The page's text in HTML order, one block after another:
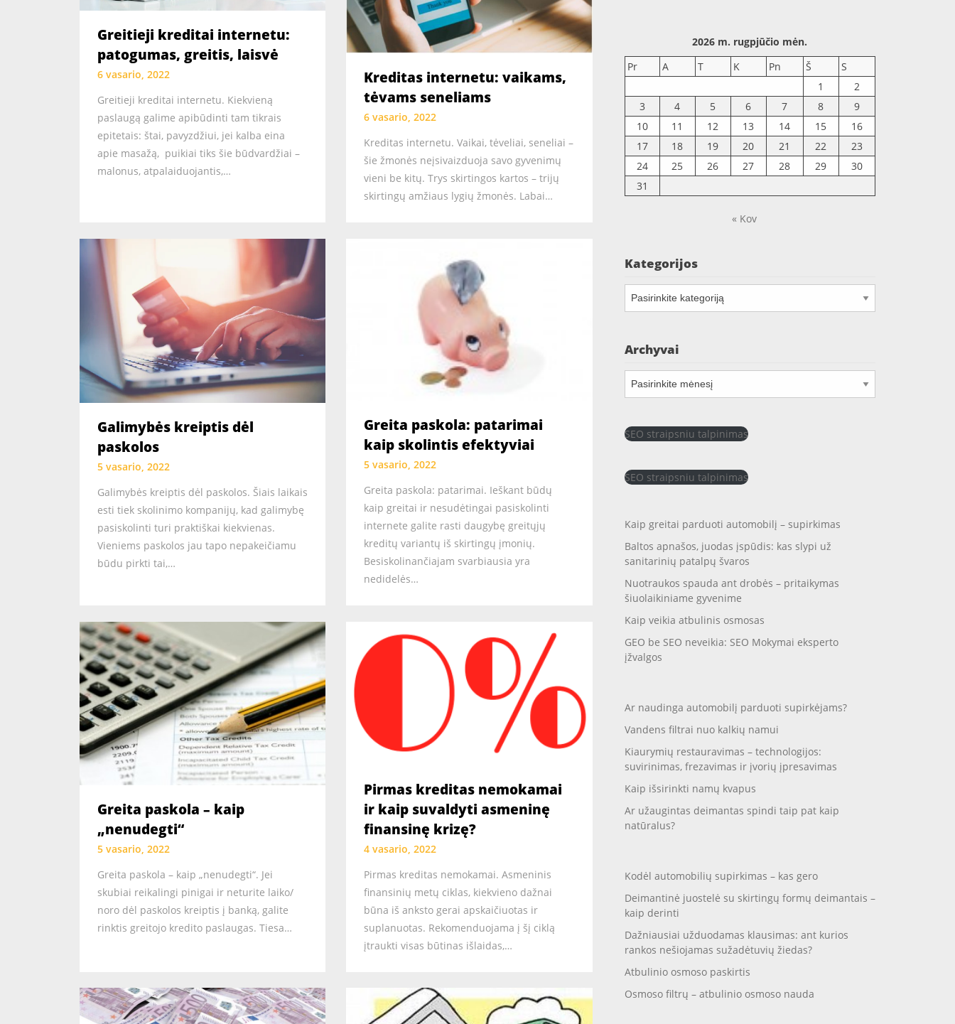
Greitieji kreditai internetu:
patogumas, greitis, laisvė
6 vasario, 2022
Greitieji kreditai internetu. Kiekvieną
paslaugą galime apibūdinti tam tikrais
epitetais: štai, pavyzdžiui, jei kalba eina
apie masažą, puikiai tiks šie būdvardžiai –
malonus, atpalaiduojantis,…
Kreditas internetu: vaikams,
tėvams seneliams
6 vasario, 2022
Kreditas internetu. Vaikai, tėveliai, seneliai –
šie žmonės neįsivaizduoja savo gyvenimų
vieni be kitų. Trys skirtingos kartos – trijų
skirtingų amžiaus lygių žmonės. Labai…
Galimybės kreiptis dėl
paskolos
5 vasario, 2022
Galimybės kreiptis dėl paskolos. Šiais laikais
esti tiek skolinimo kompanijų, kad galimybę
pasiskolinti turi praktiškai kiekvienas.
Vieniems paskolos jau tapo nepakeičiamu
būdu pirkti tai,…
Greita paskola: patarimai
kaip skolintis efektyviai
5 vasario, 2022
Greita paskola: patarimai. Ieškant būdų
kaip greitai ir nesudėtingai pasiskolinti
internete galite rasti daugybę greitųjų
kreditų variantų iš skirtingų įmonių.
Besiskolinančiajam svarbiausia yra
nedidelės…
Greita paskola – kaip
„nenudegti“
5 vasario, 2022
Greita paskola – kaip „nenudegti“. Jei
skubiai reikalingi pinigai ir neturite laiko/
noro dėl paskolos kreiptis į banką, galite
rinktis greitojo kredito paslaugas. Tiesa…
Pirmas kreditas nemokamai
ir kaip suvaldyti asmeninę
finansinę krizę?
4 vasario, 2022
Pirmas kreditas nemokamai. Asmeninis
finansinių metų ciklas, kiekvieno dažnai
būna iš anksto gerai apskaičiuotas ir
suplanuotas. Rekomenduojama į šį ciklą
įtraukti visas būtinas išlaidas,…
2026 m. rugpjūčio mėn.
Pr
A T K Pn Š
S
1
2
3
4 5 6 7 8
9
10
11 12 13 14 15
16
17
18 19 20 21 22
23
24
25 26 27 28 29
30
31
« Kov
Kategorijos
Kategorijos
Archyvai
Archyvai
SEO straipsniu talpinimas
SEO straipsniu talpinimas
Kaip greitai parduoti automobilį – supirkimas
Baltos apnašos, juodas įspūdis: kas slypi už
sanitarinių patalpų švaros
Nuotraukos spauda ant drobės – pritaikymas
šiuolaikiniame gyvenime
Kaip veikia atbulinis osmosas
GEO be SEO neveikia: SEO Mokymai eksperto
įžvalgos
Ar naudinga automobilį parduoti supirkėjams?
Vandens filtrai nuo kalkių namui
Kiaurymių restauravimas – technologijos:
suvirinimas, frezavimas ir įvorių įpresavimas
Kaip išsirinkti namų kvapus
Ar užaugintas deimantas spindi taip pat kaip
natūralus?
Kodėl automobilių supirkimas – kas gero
Deimantinė juostelė su skirtingų formų deimantais –
kaip derinti
Dažniausiai užduodamas klausimas: ant kurios
rankos nešiojamas sužadėtuvių žiedas?
Atbulinio osmoso paskirtis
Osmoso filtrų – atbulinio osmoso nauda